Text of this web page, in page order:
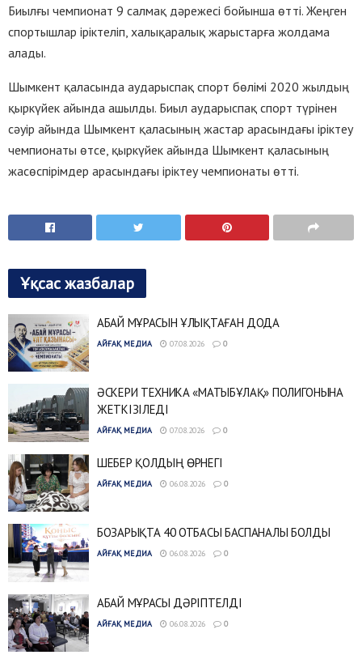
Биылғы чемпионат 9 салмақ дәрежесі бойынша өтті. Жеңген
спортышлар іріктеліп, халықаралық жарыстарға жолдама
алады.
Шымкент қаласында аударыспақ спорт бөлімі 2020 жылдың
қыркүйек айында ашылды. Биыл аударыспақ спорт түрінен
сәуір айында Шымкент қаласының жастар арасындағы іріктеу
чемпионаты өтсе, қыркүйек айында Шымкент қаласының
жасөспірімдер арасындағы іріктеу чемпионаты өтті.
Ұқсас жазбалар
АБАЙ МҰРАСЫН ҰЛЫҚТАҒАН ДОДА
АЙҒАҚ МЕДИА 07.08.2026 0
ӘСКЕРИ ТЕХНИКА «МАТЫБҰЛАҚ» ПОЛИГОНЫНА
ЖЕТКІЗІЛЕДІ
АЙҒАҚ МЕДИА 07.08.2026 0
ШЕБЕР ҚОЛДЫҢ ӨРНЕГІ
АЙҒАҚ МЕДИА 06.08.2026 0
БОЗАРЫҚТА 40 ОТБАСЫ БАСПАНАЛЫ БОЛДЫ
АЙҒАҚ МЕДИА 06.08.2026 0
АБАЙ МҰРАСЫ ДӘРІПТЕЛДІ
АЙҒАҚ МЕДИА 06.08.2026 0